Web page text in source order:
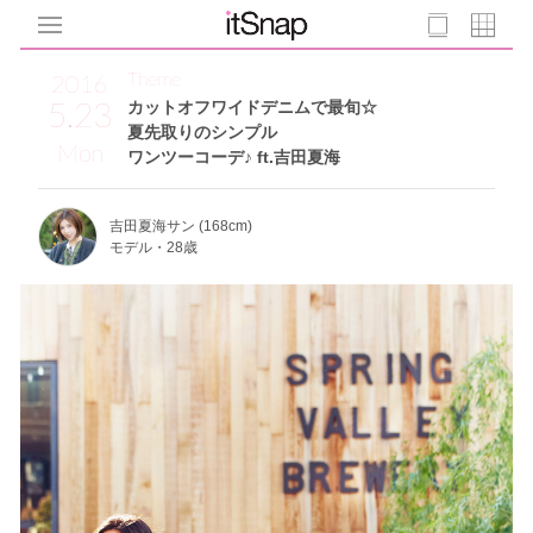
2016
5.23
Mon
カットオフワイドデニムで最旬☆
夏先取りのシンプル
ワンツーコーデ♪ ft.吉田夏海
Theme
吉田夏海サン (168cm)
モデル・28歳